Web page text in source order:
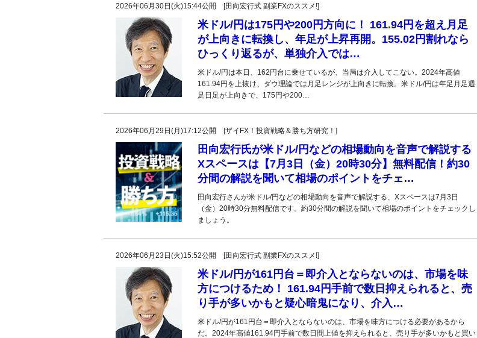
2026年06月30日(火)15:44公開 [田向宏行式 副業FXのススメ!]
米ドル/円は175円や200円方向に！ 161.94円を超え月足
が上向きに転換し、年足が上昇再開。155.02円割れなら
ひっくり返るが、単独介入では…
米ドル/円は本日、162円台に乗せているが、当局は介入してこない。2024年高値
161.94円を上抜け、ダウ理論では月足レンジが上向きに転換。米ドル/円は年足月足週
足日足が上向きで、175円や200…
2026年06月29日(月)17:12公開 [ザイFX！投資戦略＆勝ち方研究！]
田向宏行氏が米ドル/円などの相場動向を音声で解説する
Xスペースは【7月3日（金）20時30分】無料配信！約30
分間の解説を聞いて相場のポイントをチェ…
田向宏行さんが米ドル/円などの相場動向を音声で解説する、Xスペースは7月3日
（金）20時30分無料配信です。約30分間の解説を聞いて相場のポイントをチェックし
ましょう。
2026年06月23日(火)15:52公開 [田向宏行式 副業FXのススメ!]
米ドル/円が161円台＝即介入とならないのは、市場を味
方につけるため！ 161.94円手前で数日抑えられると、売
り手が多いかもと疑心暗鬼になり、介入…
米ドル/円が161円台＝即介入とならないのは、市場を味方につける必要があるから
だ。2024年高値161.94円手前で数日間上値を抑えられると、売り手が多いかもと買い